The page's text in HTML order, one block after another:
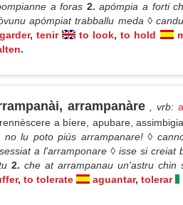
a foras 2.apómpia a forti
apómpiat trabballu meda ◊
, tenir to look, to hold
.
arrampanàre , vrb:
a bíere, apubare,
no lu poto piús arrampanare! ◊
a l'arramponare ◊ isse si
2. che at arrampanau un'astru chin
, to tolerate aguantar, tolerar